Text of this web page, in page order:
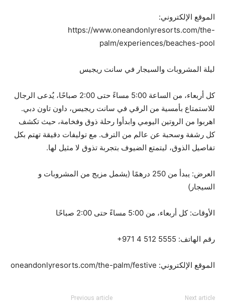
الموقع الإلكتروني:
https://www.oneandonlyresorts.com/the-
palm/experiences/beaches-pool
ليلة المشروبات والسيجار في سانت ريجيس
كل أربعاء، من الساعة 5:00 مساءً حتى 2:00 صباحًا، يُدعى الرجال
للاستمتاع بأمسية من الرقي في سانت ريجيس، داون تاون دبي.
اهربوا من الروتين اليومي وابدأوا رحلة ذوق وفخامة، حيث تكشف
كل رشفة وسحبة عن عالم من الترف. مع توليفات دقيقة تهتم بكل
تفاصيل الذوق، ليتمتع الضيوف بتجربة تذوق لا مثيل لها.
العرض: يبدأ من 250 درهمًا (يشمل مزيج من المشروبات و
السيجار)
الأوقات: كل أربعاء، من 5:00 مساءً حتى 2:00 صباحًا
رقم الهاتف: ‎+971 4 512 5555
الموقع الإلكتروني: oneandonlyresorts.com/the-palm/festive
Previous article Next article